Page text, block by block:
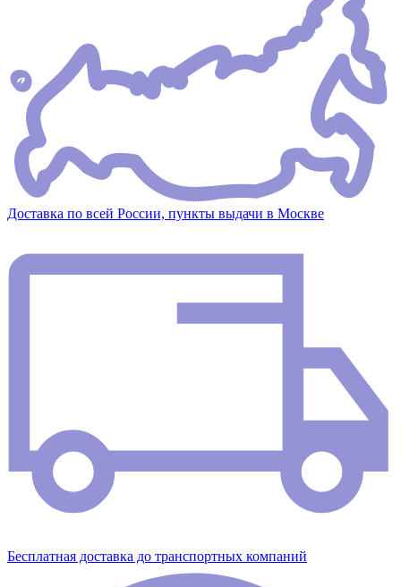
Доставка по всей России, пункты выдачи в Москве
Бесплатная доставка до транспортных компаний